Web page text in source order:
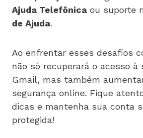
Ajuda Telefônica ou suporte
de Ajuda.
Ao enfrentar esses desafios
não só recuperará o acesso à
Gmail, mas também
segurança online. Fique
dicas e mantenha sua conta
protegida!